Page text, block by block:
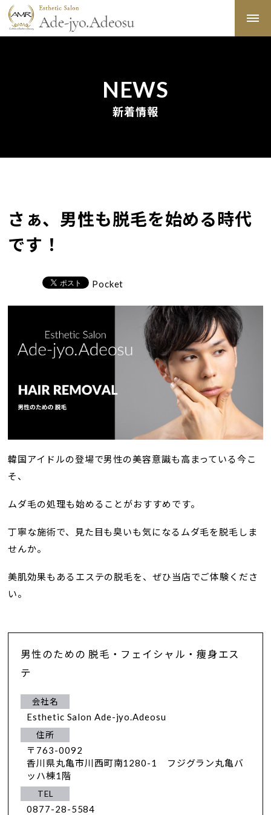
NEWS
新着情報
さぁ、男性も脱毛を始める時代
です！
Pocket
韓国アイドルの登場で男性の美容意識も高まっている今こ
そ、
ムダ毛の処理も始めることがおすすめです。
丁寧な施術で、見た目も臭いも気になるムダ毛を脱毛しま
せんか。
美肌効果もあるエステの脱毛を、ぜひ当店でご体験くださ
い。
男性のための 脱毛・フェイシャル・痩身エス
テ
会社名
Esthetic Salon Ade-jyo.Adeosu
住所
〒763-0092
香川県丸亀市川西町南1280-1 フジグラン丸亀バ
ッハ棟1階
TEL
0877-28-5584